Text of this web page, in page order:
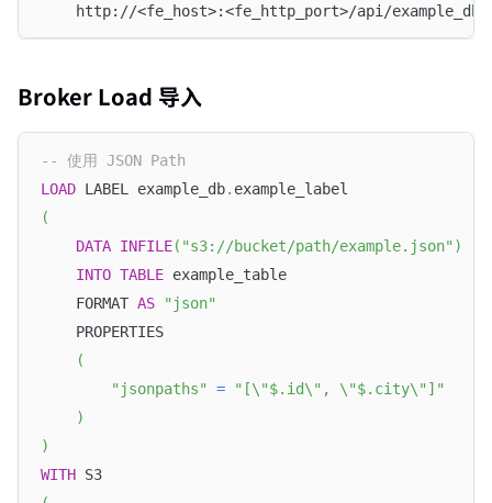
http://<fe_host>:<fe_http_port>/api/
Broker Load 导入
-- 使用 JSON Path
LOAD LABEL example_db. example_label
(
DATA INFILE( "s3://bucket/path/example.json" )
INTO TABLE example_table
    FORMAT
AS
"json"
    PROPERTIES
(
"jsonpaths"
=
"[\"$.id\", \"$.city\"]"
)
)
WITH S3